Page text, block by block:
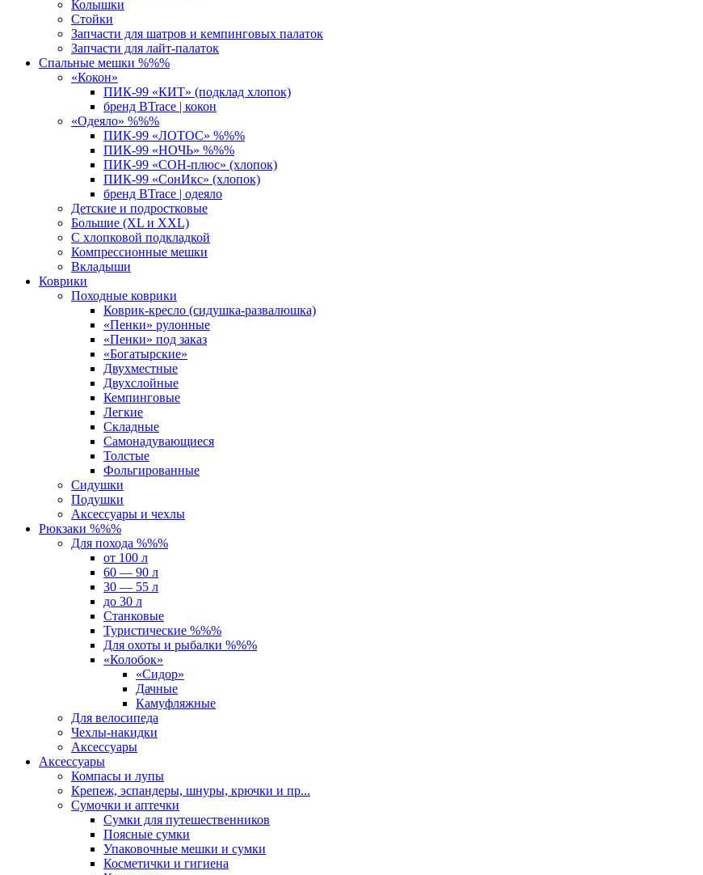
Колышки
Стойки
Запчасти для шатров и кемпинговых палаток
Запчасти для лайт-палаток
Спальные мешки %%%
«Кокон»
ПИК-99 «КИТ» (подклад хлопок)
бренд BTrace | кокон
«Одеяло» %%%
ПИК-99 «ЛОТОС» %%%
ПИК-99 «НОЧЬ» %%%
ПИК-99 «СОН-плюс» (хлопок)
ПИК-99 «СонИкс» (хлопок)
бренд BTrace | одеяло
Детские и подростковые
Большие (XL и XXL)
С хлопковой подкладкой
Компрессионные мешки
Вкладыши
Коврики
Походные коврики
Коврик-кресло (сидушка-развалюшка)
«Пенки» рулонные
«Пенки» под заказ
«Богатырские»
Двухместные
Двухслойные
Кемпинговые
Легкие
Складные
Самонадувающиеся
Толстые
Фольгированные
Сидушки
Подушки
Аксессуары и чехлы
Рюкзаки %%%
Для похода %%%
от 100 л
60 — 90 л
30 — 55 л
до 30 л
Станковые
Туристические %%%
Для охоты и рыбалки %%%
«Колобок»
«Сидор»
Дачные
Камуфляжные
Для велосипеда
Чехлы-накидки
Аксессуары
Аксессуары
Компасы и лупы
Крепеж, эспандеры, шнуры, крючки и пр...
Сумочки и аптечки
Сумки для путешественников
Поясные сумки
Упаковочные мешки и сумки
Косметички и гигиена